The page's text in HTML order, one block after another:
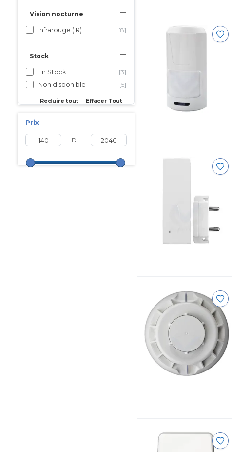
Vision nocturne
Infrarouge (IR) [8]
Stock
En Stock [3]
Non disponible [5]
Reduire tout | Effacer Tout
Prix
DH